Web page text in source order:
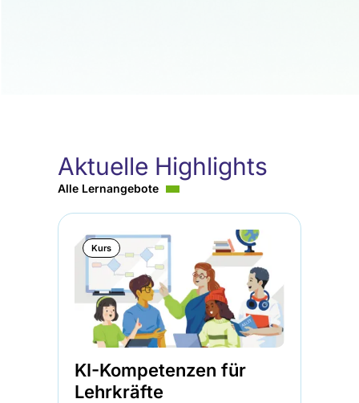
Aktuelle Highlights
Alle Lernangebote
Kurs
KI-Kompetenzen für
Lehrkräfte